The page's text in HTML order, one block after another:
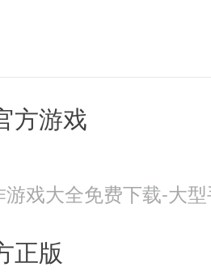
方游戏
戏大全免费下载-大
正版